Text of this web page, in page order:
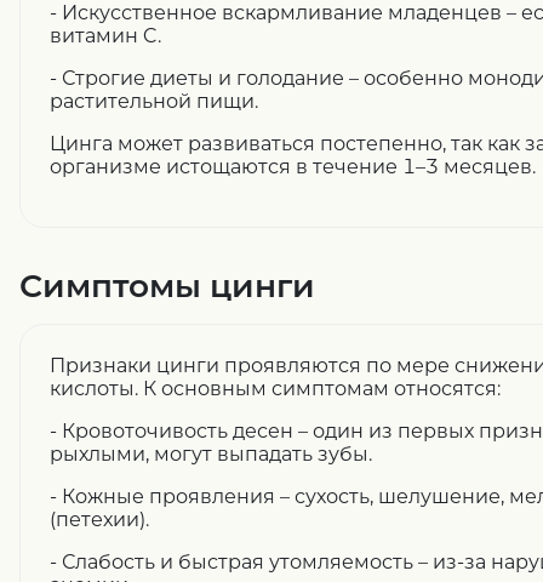
- Искусственное вскармливание младенцев –
витамин C.
- Строгие диеты и голодание – особенно
растительной пищи.
Цинга может развиваться постепенно, так как
организме истощаются в течение 1–3 месяцев.
Симптомы цинги
Признаки цинги проявляются по мере
кислоты. К основным симптомам относятся:
- Кровоточивость десен – один из первых
рыхлыми, могут выпадать зубы.
- Кожные проявления – сухость, шелушение,
(петехии).
- Слабость и быстрая утомляемость – из-за